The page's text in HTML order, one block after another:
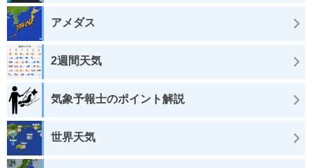
アメダス
2週間天気
気象予報士のポイント解説
世界天気